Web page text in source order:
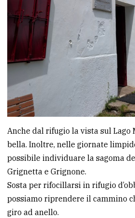
Anche dal rifugio la vista sul Lago
bella. Inoltre, nelle giornate
possibile individuare la sagoma
Grignetta e Grignone.
Sosta per rifocillarsi in rifugio
possiamo riprendere il cammino
giro ad anello.